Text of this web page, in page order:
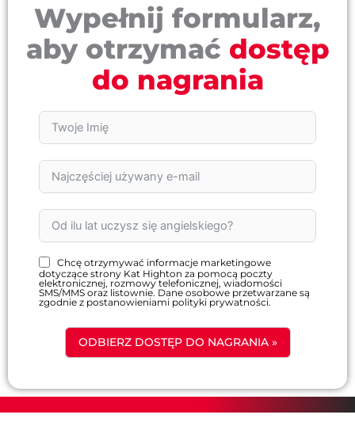
Wypełnij formularz,
aby otrzymać dostęp
do nagrania
Chcę otrzymywać informacje marketingowe
dotyczące strony Kat Highton za pomocą poczty
elektronicznej, rozmowy telefonicznej, wiadomości
SMS/MMS oraz listownie. Dane osobowe przetwarzane są
zgodnie z postanowieniami polityki prywatności.
ODBIERZ DOSTĘP DO NAGRANIA »